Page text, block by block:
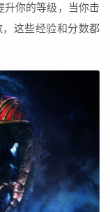
你的等级，当你击
这些经验和分数都